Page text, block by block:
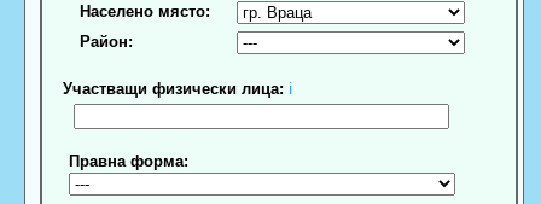
Населено място:
Район:
Участващи физически лица: ℹ
Правна форма: